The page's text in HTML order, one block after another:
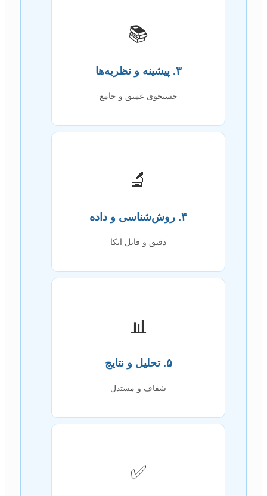
📚
۳. پیشینه و نظریه‌ها
جستجوی عمیق و جامع
🔬
۴. روش‌شناسی و داده
دقیق و قابل اتکا
📊
۵. تحلیل و نتایج
شفاف و مستدل
✅